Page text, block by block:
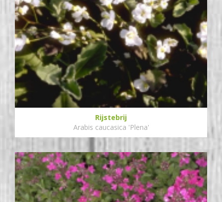
Rijstebrij
Arabis caucasica 'Plena'